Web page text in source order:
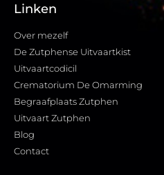
Linken
Over mezelf
De Zutphense Uitvaartkist
Uitvaartcodicil
Crematorium De Omarming
Begraafplaats Zutphen
Uitvaart Zutphen
Blog
Contact